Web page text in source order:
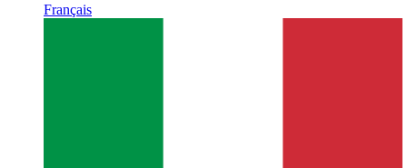
Français